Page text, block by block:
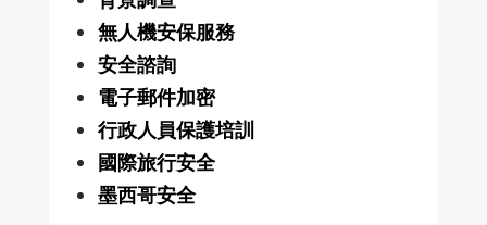
無人機安保服務
安全諮詢
電子郵件加密
行政人員保護培訓
國際旅行安全
墨西哥安全